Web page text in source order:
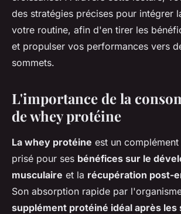
des stratégies précises pour intégrer
votre routine, afin d'en tirer les
et propulser vos performances vers
sommets.
L'importance de la
de whey protéine
La whey protéine est un
prisé pour ses bénéfices sur le
musculaire et la récupération post-
Son absorption rapide par
supplément protéiné idéal après les